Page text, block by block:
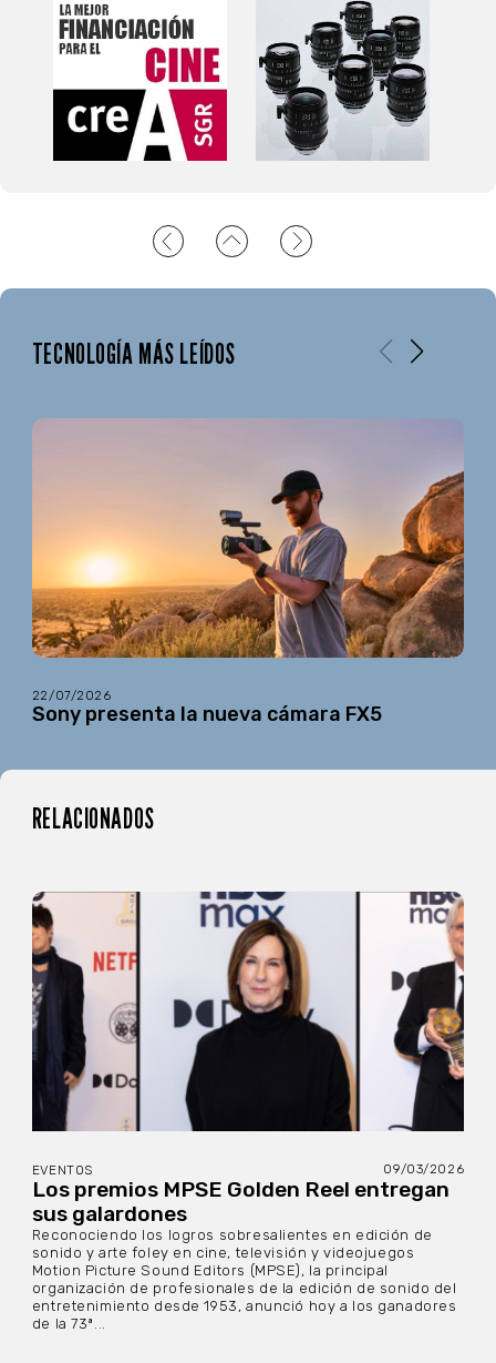
TECNOLOGÍA MÁS LEÍDOS
22/07/2026
Sony presenta la nueva cámara FX5
RELACIONADOS
EVENTOS 09/03/2026
Los premios MPSE Golden Reel entregan
sus galardones
Reconociendo los logros sobresalientes en edición de
sonido y arte foley en cine, televisión y videojuegos
Motion Picture Sound Editors (MPSE), la principal
organización de profesionales de la edición de sonido del
entretenimiento desde 1953, anunció hoy a los ganadores
de la 73ª...